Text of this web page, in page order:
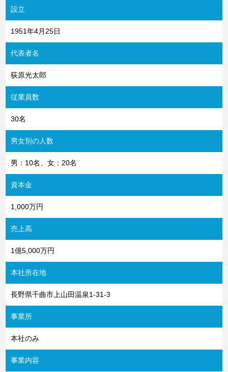
設立
1951年4月25日
代表者名
荻原光太郎
従業員数
30名
男女別の人数
男：10名、女：20名
資本金
1,000万円
売上高
1億5,000万円
本社所在地
長野県千曲市上山田温泉1-31-3
事業所
本社のみ
事業内容